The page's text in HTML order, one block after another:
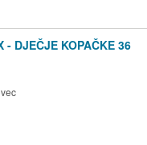
- DJEČJE KOPAČKE 36